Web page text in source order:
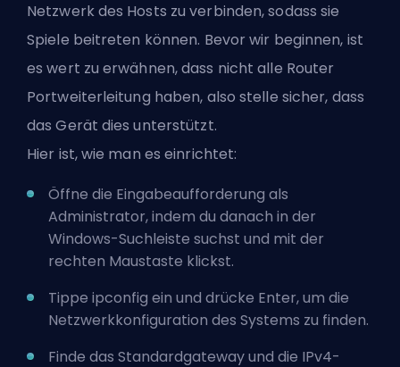
Netzwerk des Hosts zu verbinden, sodass sie
Spiele beitreten können. Bevor wir beginnen, ist
es wert zu erwähnen, dass nicht alle Router
Portweiterleitung haben, also stelle sicher, dass
das Gerät dies unterstützt.
Hier ist, wie man es einrichtet:
Öffne die Eingabeaufforderung als
Administrator, indem du danach in der
Windows-Suchleiste suchst und mit der
rechten Maustaste klickst.
Tippe ipconfig ein und drücke Enter, um die
Netzwerkkonfiguration des Systems zu finden.
Finde das Standardgateway und die IPv4-